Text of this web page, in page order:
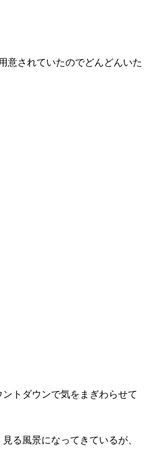
意されていたのでどんどんいた
トダウンで気をまぎわらせて
る風景になってきているが、